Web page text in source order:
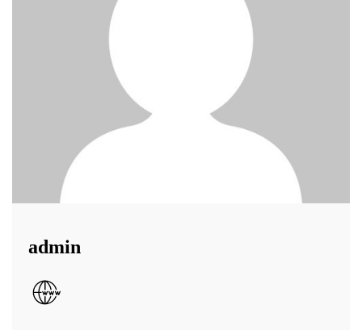
admin